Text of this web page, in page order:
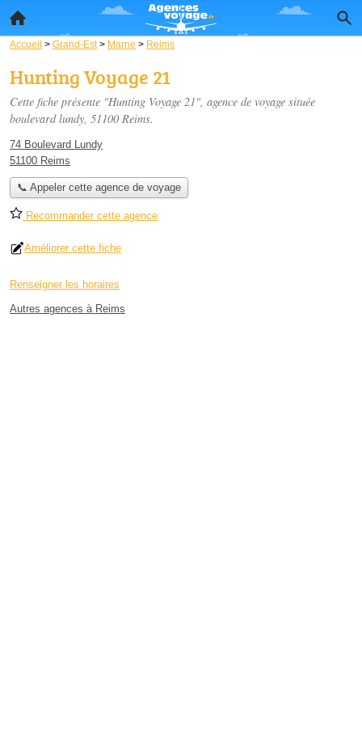
Accueil > Grand-Est > Marne > Reims
Hunting Voyage 21
Cette fiche présente "Hunting Voyage 21", agence de voyage située
boulevard lundy, 51100 Reims.
74 Boulevard Lundy
51100 Reims
📞 Appeler cette agence de voyage
Recommander cette agence
Améliorer cette fiche
Renseigner les horaires
Autres agences à Reims